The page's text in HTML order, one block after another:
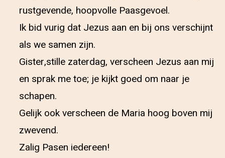
rustgevende, hoopvolle Paasgevoel.
Ik bid vurig dat Jezus aan en bij ons verschijnt
als we samen zijn.
Gister,stille zaterdag, verscheen Jezus aan mij
en sprak me toe; je kijkt goed om naar je
schapen.
Gelijk ook verscheen de Maria hoog boven mij
zwevend.
Zalig Pasen iedereen!